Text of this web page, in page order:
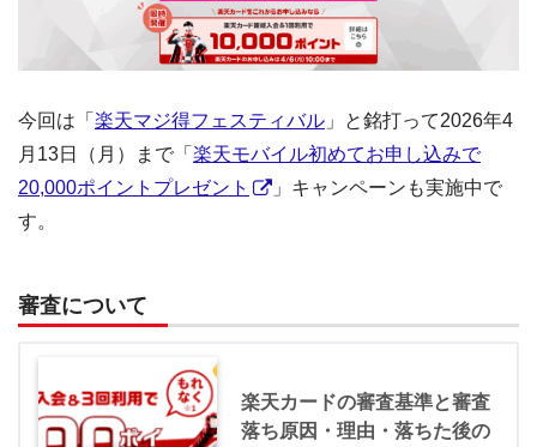
今回は「 楽天マジ得フェスティバル 」と銘打って2026年4
月13日（月）まで「 楽天モバイル初めてお申し込みで
20,000ポイントプレゼント
」キャンペーンも実施中で
す。
審査について
楽天カードの審査基準と審査
落ち原因・理由・落ちた後の